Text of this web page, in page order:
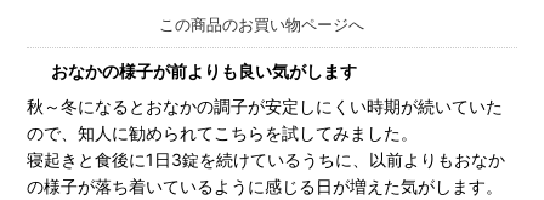
この商品のお買い物ページへ
おなかの様子が前よりも良い気がします
秋～冬になるとおなかの調子が安定しにくい時期が続いていた
ので、知人に勧められてこちらを試してみました。
寝起きと食後に1日3錠を続けているうちに、以前よりもおなか
の様子が落ち着いているように感じる日が増えた気がします。